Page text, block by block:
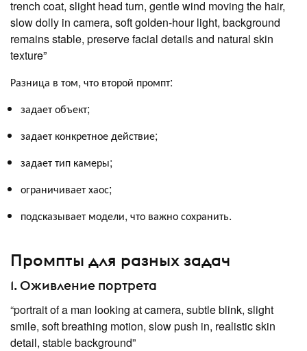
trench coat, slight head turn, gentle wind moving the hair,
slow dolly in camera, soft golden-hour light, background
remains stable, preserve facial details and natural skin
texture”
Разница в том, что второй промпт:
задает объект;
задает конкретное действие;
задает тип камеры;
ограничивает хаос;
подсказывает модели, что важно сохранить.
Промпты для разных задач
1. Оживление портрета
“portrait of a man looking at camera, subtle blink, slight
smile, soft breathing motion, slow push in, realistic skin
detail, stable background”